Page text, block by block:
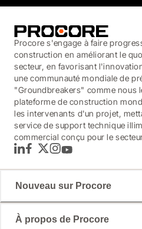
Procore s'engage à faire
construction en améliorant le
secteur, en favorisant
une communauté mondiale de
"Groundbreakers" comme nous
plateforme de construction
les intervenants d'un projet,
service de support technique
commercial conçu pour le
LinkedInFacebook
TwitterInstagram
YouTube
Nouveau sur Procore
À propos de Procore